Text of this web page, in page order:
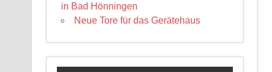
in Bad Hönningen
Neue Tore für das Gerätehaus